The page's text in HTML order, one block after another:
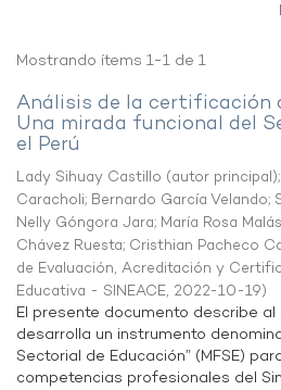
Mostrando ítems 1-1 de 1
Análisis de la certificación
Una mirada funcional del
el Perú
Lady Sihuay Castillo (autor principal);
Caracholi; Bernardo García Velando;
Nelly Góngora Jara; María Rosa
Chávez Ruesta; Cristhian Pacheco
de Evaluación, Acreditación y
Educativa - SINEACE, 2022-10-19)
El presente documento describe
desarrolla un instrumento
Sectorial de Educación” (MFSE)
competencias profesionales del